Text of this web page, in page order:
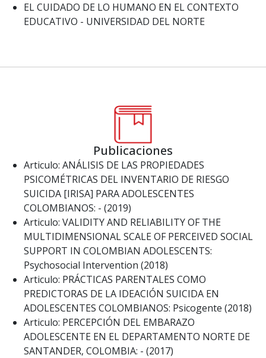
EL CUIDADO DE LO HUMANO EN EL CONTEXTO
EDUCATIVO - UNIVERSIDAD DEL NORTE
Publicaciones
Articulo: ANÁLISIS DE LAS PROPIEDADES
PSICOMÉTRICAS DEL INVENTARIO DE RIESGO
SUICIDA [IRISA] PARA ADOLESCENTES
COLOMBIANOS: - (2019)
Articulo: VALIDITY AND RELIABILITY OF THE
MULTIDIMENSIONAL SCALE OF PERCEIVED SOCIAL
SUPPORT IN COLOMBIAN ADOLESCENTS:
Psychosocial Intervention (2018)
Articulo: PRÁCTICAS PARENTALES COMO
PREDICTORAS DE LA IDEACIÓN SUICIDA EN
ADOLESCENTES COLOMBIANOS: Psicogente (2018)
Articulo: PERCEPCIÓN DEL EMBARAZO
ADOLESCENTE EN EL DEPARTAMENTO NORTE DE
SANTANDER, COLOMBIA: - (2017)